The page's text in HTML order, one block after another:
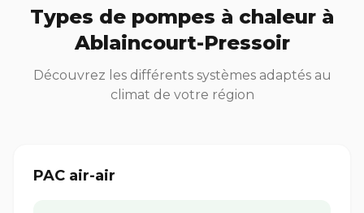
Types de pompes à chaleur à
Ablaincourt-Pressoir
Découvrez les différents systèmes adaptés au
climat de votre région
PAC air-air